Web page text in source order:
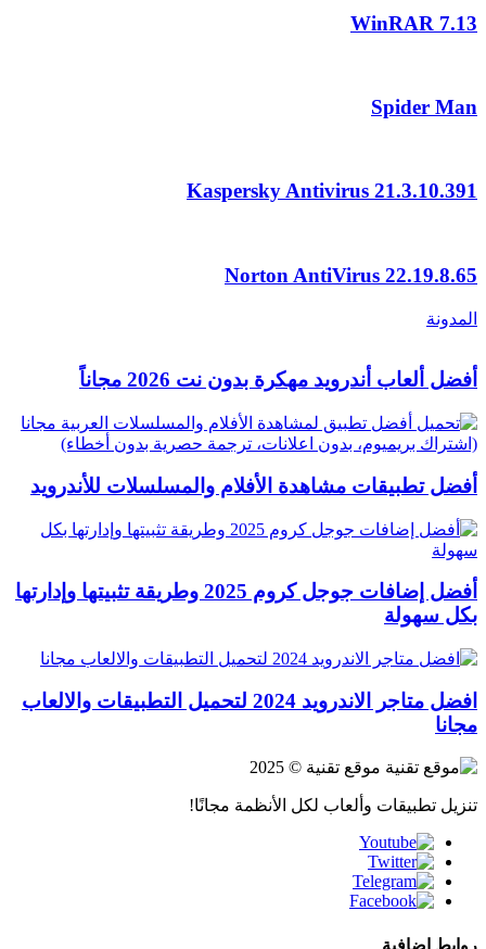
WinRAR 7.13
Spider Man
Kaspersky Antivirus 21.3.10.391
Norton AntiVirus 22.19.8.65
المدونة
أفضل ألعاب أندرويد مهكرة بدون نت 2026 مجاناً
أفضل تطبيقات مشاهدة الأفلام والمسلسلات للأندرويد
أفضل إضافات جوجل كروم 2025 وطريقة تثبيتها وإدارتها
بكل سهولة
افضل متاجر الاندرويد 2024 لتحميل التطبيقات والالعاب
مجانا
موقع تقنية © 2025
تنزيل تطبيقات وألعاب لكل الأنظمة مجانًا!
روابط إضافية